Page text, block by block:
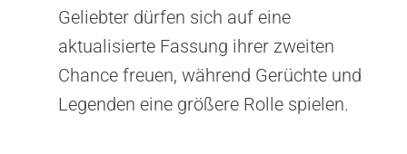
Geliebter dürfen sich auf eine
aktualisierte Fassung ihrer zweiten
Chance freuen, während Gerüchte und
Legenden eine größere Rolle spielen.